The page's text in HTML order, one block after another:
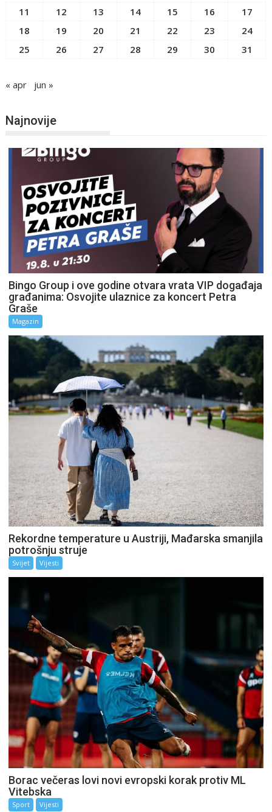
11
12 13 14 15 16
17
18
19 20 21 22 23
24
25
26 27 28 29 30 31
« apr jun »
Najnovije
Bingo Group i ove godine otvara vrata VIP događaja
građanima: Osvojite ulaznice za koncert Petra
Graše
Magazin
Rekordne temperature u Austriji, Mađarska smanjila
potrošnju struje
Svijet Vijesti
Borac večeras lovi novi evropski korak protiv ML
Vitebska
Sport Vijesti